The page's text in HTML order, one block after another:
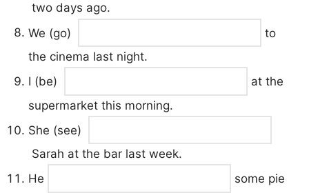
two days ago.
We (go)
to
the cinema last night.
I (be)
at the
supermarket this morning.
She (see)
Sarah at the bar last week.
He
some pie